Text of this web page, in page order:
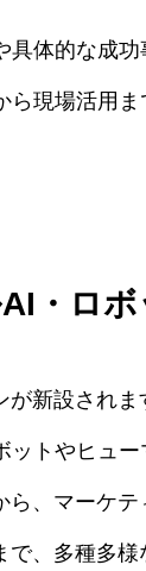
体的な成
現場活用
・ロ
新設され
トやヒュ
、マーケ
、多種多